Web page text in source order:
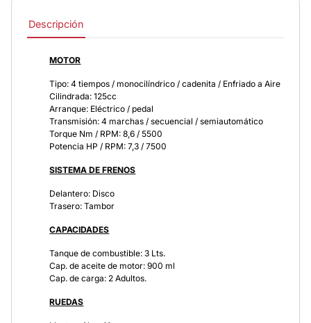
Descripción
MOTOR
Tipo: 4 tiempos / monocilíndrico / cadenita / Enfriado a Aire
Cilindrada: 125cc
Arranque: Eléctrico / pedal
Transmisión: 4 marchas / secuencial / semiautomático
Torque Nm / RPM: 8,6 / 5500
Potencia HP / RPM: 7,3 / 7500
SISTEMA DE FRENOS
Delantero: Disco
Trasero: Tambor
CAPACIDADES
Tanque de combustible: 3 Lts.
Cap. de aceite de motor: 900 ml
Cap. de carga: 2 Adultos.
RUEDAS